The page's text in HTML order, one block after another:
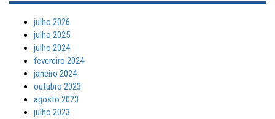
julho 2026
julho 2025
julho 2024
fevereiro 2024
janeiro 2024
outubro 2023
agosto 2023
julho 2023